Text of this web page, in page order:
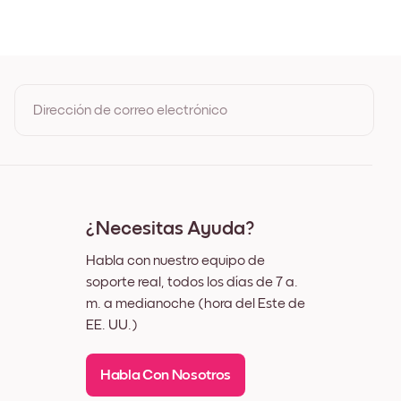
Dirección de correo electrónico
¿Necesitas Ayuda?
Habla con nuestro equipo de
soporte real, todos los días de 7 a.
m. a medianoche (hora del Este de
EE. UU.)
Habla Con Nosotros